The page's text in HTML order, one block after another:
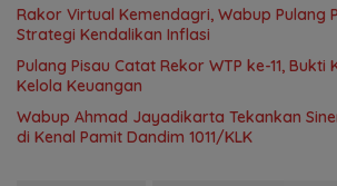
Rakor Virtual Kemendagri, Wabup Pulang
Strategi Kendalikan Inflasi
Pulang Pisau Catat Rekor WTP ke-11, Bukti
Kelola Keuangan
Wabup Ahmad Jayadikarta Tekankan
di Kenal Pamit Dandim 1011/KLK